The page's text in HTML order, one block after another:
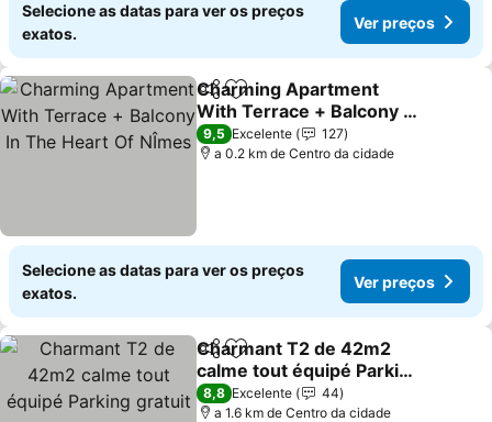
Selecione as datas para ver os preços
exatos.
Ver preços
PartilharAdicionar aos favoritos
Charming Apartment
With Terrace + Balcony In
The Heart Of NÎmes
9,5 Excelente
127
a 0.2 km de Centro da cidade
Selecione as datas para ver os preços
exatos.
Ver preços
PartilharAdicionar aos favoritos
Charmant T2 de 42m2
calme tout équipé Parking
gratuit
8,8 Excelente
44
a 1.6 km de Centro da cidade